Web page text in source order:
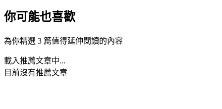
你可能也喜歡
為你精選 3 篇值得延伸閱讀的內容
載入推薦文章中...
目前沒有推薦文章